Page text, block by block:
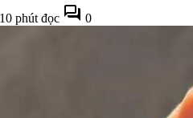
10 phút đọc forum 0